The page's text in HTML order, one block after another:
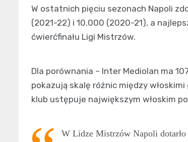
W ostatnich pięciu sezonach Napoli
(2021-22) i 10.000 (2020-21), a
ćwierćfinału Ligi Mistrzów.
Dla porównania – Inter Mediolan ma
pokazują skalę różnic między
klub ustępuje największym włoskim
W Lidze Mistrzów Napoli